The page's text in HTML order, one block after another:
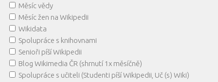
Měsíc vědy
Měsíc žen na Wikipedii
Wikidata
Spolupráce s knihovnami
Senioři píší Wikipedii
Blog Wikimedia ČR (shrnutí 1x měsíčně)
Spolupráce s učiteli (Studenti píší Wikipedii, Uč (s) Wiki)